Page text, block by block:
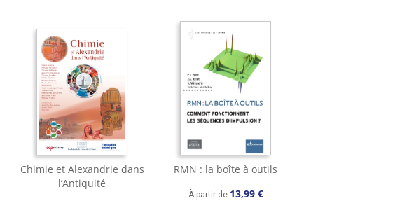
Chimie et Alexandrie dans
l’Antiquité
RMN : la boîte à outils
À partir de 13,99 €